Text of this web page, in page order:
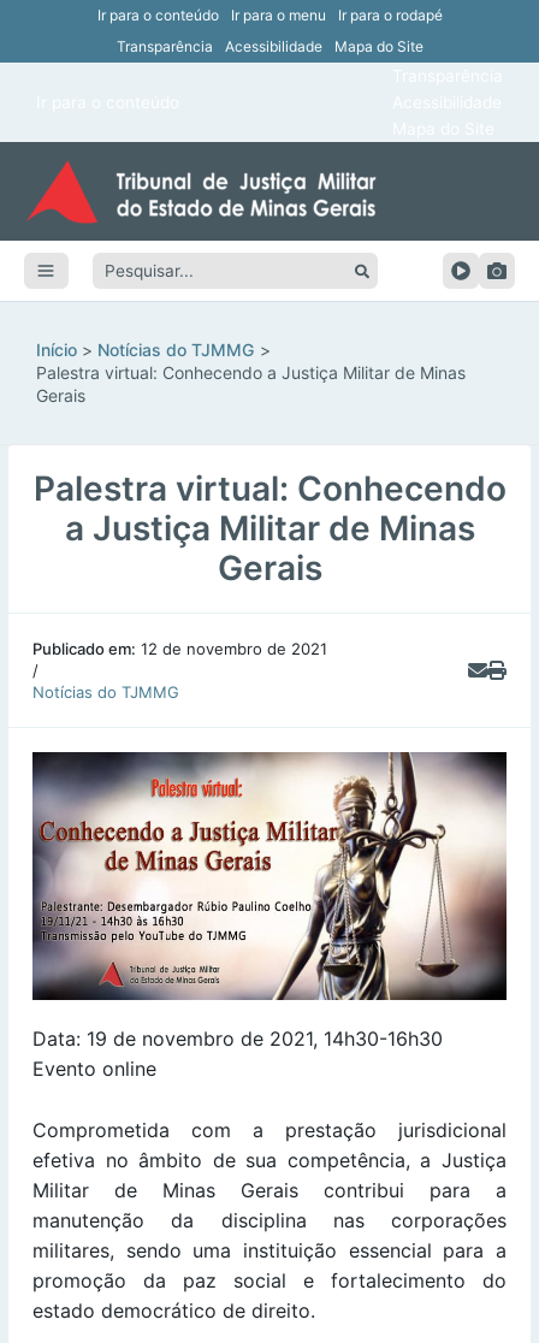
Ir para o conteúdo Ir para o menu
Ir para o rodapé
Transparência
Acessibilidade Mapa do Site
Pesquisar:
Início
Notícias do TJMMG
Palestra virtual: Conhecendo a Justiça Militar de Minas
Gerais
Palestra virtual: Conhecendo
a Justiça Militar de Minas
Gerais
Publicado em: 12 de novembro de 2021
/
Notícias do TJMMG
Data: 19 de novembro de 2021, 14h30-16h30
Evento online
Comprometida com a prestação jurisdicional
efetiva no âmbito de sua competência, a Justiça
Militar de Minas Gerais contribui para a
manutenção da disciplina nas corporações
militares, sendo uma instituição essencial para a
promoção da paz social e fortalecimento do
estado democrático de direito.